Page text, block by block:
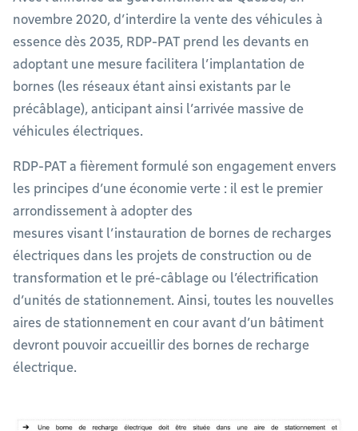
novembre 2020, d’interdire la vente des véhicules à
essence dès 2035, RDP-PAT prend les devants en
adoptant une mesure facilitera l’implantation de
bornes (les réseaux étant ainsi existants par le
précâblage), anticipant ainsi l’arrivée massive de
véhicules électriques.
RDP-PAT a fièrement formulé son engagement envers
les principes d’une économie verte : il est le premier
arrondissement à adopter des
mesures visant l’instauration de bornes de recharges
électriques dans les projets de construction ou de
transformation et le pré-câblage ou l’électrification
d’unités de stationnement. Ainsi, toutes les nouvelles
aires de stationnement en cour avant d’un bâtiment
devront pouvoir accueillir des bornes de recharge
électrique.​​​​​​​